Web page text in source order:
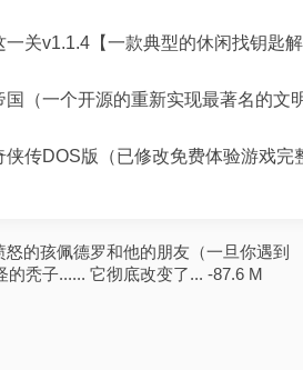
一关v1.1.4【一款典型的休闲找钥匙
国（一个开源的重新实现最著名的文
侠传DOS版（已修改免费体验游戏完
怒的孩佩德罗和他的朋友（一旦你遇到
的秃子...... 它彻底改变了... -87.6 M